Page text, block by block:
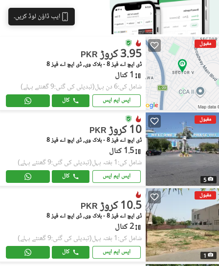
ایپ ڈاؤن لوڈ کریں۔
مقبول
PKR 3.95 کروڑ
ڈی ایچ اے فیز 8 - بلاک وی, ڈی ایچ اے فیز 8
1 کنال
شامل کی:6 دن پہل (تبدیلی کی گئی:9 گھنٹے پہلے)
ایس ایم ایس کال
مقبول
5
PKR 10 کروڑ
ڈی ایچ اے فیز 8 - بلاک وی, ڈی ایچ اے فیز 8
1.5 کنال
شامل کی:1 ہفتہ پہل (تبدیلی کی گئی:9 گھنٹے پہلے)
ایس ایم ایس کال
مقبول
1
PKR 10.5 کروڑ
ڈی ایچ اے فیز 8 - بلاک وی, ڈی ایچ اے فیز 8
2 کنال
شامل کی:1 ہفتہ پہل (تبدیلی کی گئی:9 گھنٹے پہلے)
ایس ایم ایس کال